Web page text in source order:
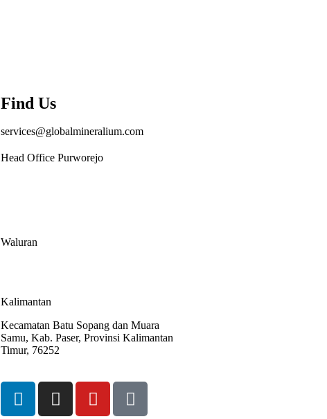
Find Us
services@globalmineralium.com
Head Office Purworejo
Waluran
Kalimantan
Kecamatan Batu Sopang dan Muara
Samu, Kab. Paser, Provinsi Kalimantan
Timur, 76252